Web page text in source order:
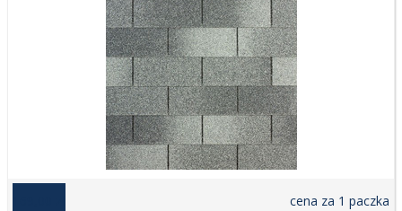
cena za 1 paczka